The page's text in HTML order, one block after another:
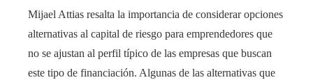
Mijael Attias resalta la importancia de considerar opciones
alternativas al capital de riesgo para emprendedores que
no se ajustan al perfil típico de las empresas que buscan
este tipo de financiación. Algunas de las alternativas que